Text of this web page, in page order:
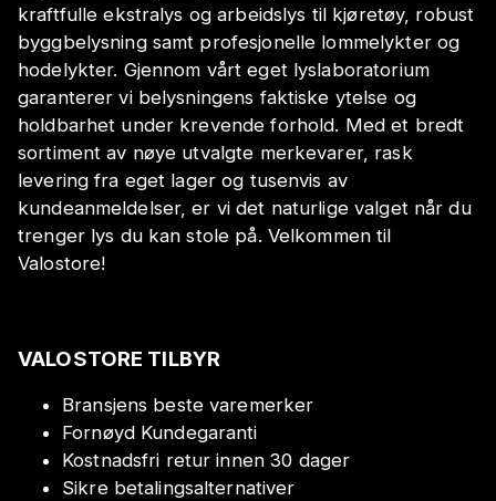
kraftfulle ekstralys og arbeidslys til kjøretøy, robust
byggbelysning samt profesjonelle lommelykter og
hodelykter. Gjennom vårt eget lyslaboratorium
garanterer vi belysningens faktiske ytelse og
holdbarhet under krevende forhold. Med et bredt
sortiment av nøye utvalgte merkevarer, rask
levering fra eget lager og tusenvis av
kundeanmeldelser, er vi det naturlige valget når du
trenger lys du kan stole på. Velkommen til
Valostore!
VALOSTORE TILBYR
Bransjens beste varemerker
Fornøyd Kundegaranti
Kostnadsfri retur innen 30 dager
Sikre betalingsalternativer